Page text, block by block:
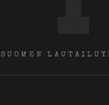
SUOMEN